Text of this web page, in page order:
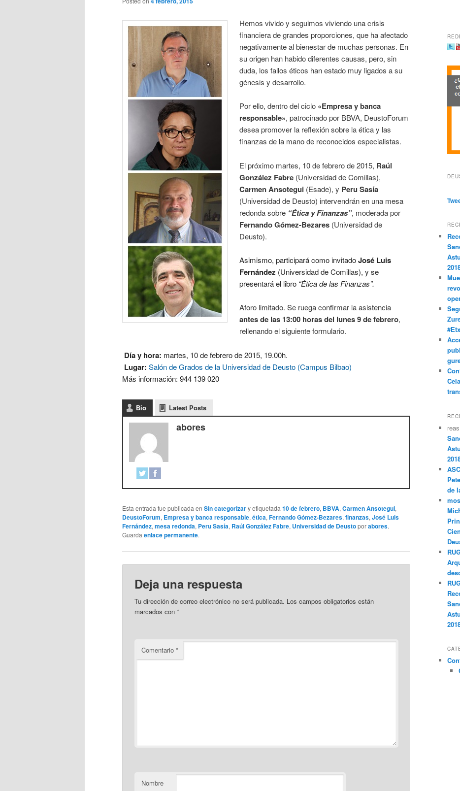
Hemos vivido y seguimos viviendo una crisis
financiera de grandes proporciones, que ha afectado
negativamente al bienestar de muchas personas. En
su origen han habido diferentes causas, pero, sin
duda, los fallos éticos han estado muy ligados a su
génesis y desarrollo.
Por ello, dentro del ciclo «Empresa y banca
responsable», patrocinado por BBVA, DeustoForum
desea promover la reflexión sobre la ética y las
finanzas de la mano de reconocidos especialistas.
El próximo martes, 10 de febrero de 2015, Raúl
González Fabre (Universidad de Comillas),
Carmen Ansotegui (Esade), y Peru Sasía
(Universidad de Deusto) intervendrán en una mesa
redonda sobre “Ética y Finanzas”, moderada por
Fernando Gómez-Bezares (Universidad de
Deusto).
Asimismo, participará como invitadoJosé Luis
Fernández (Universidad de Comillas), y se
presentará el libro “Ética de las Finanzas”.
Aforo limitado. Se ruega confirmar la asistencia
antes de las 13:00 horas del lunes 9 de febrero,
rellenando el siguiente formulario.
Día y hora: martes, 10 de febrero de 2015, 19.00h.
Lugar: Salón de Grados de la Universidad de Deusto (Campus Bilbao)
Más información: 944 139 020
Bio Latest Posts
abores
Esta entrada fue publicada en Sin categorizary etiquetada 10 de febrero, BBVA, Carmen Ansotegui,
DeustoForum, Empresa y banca responsable, ética, Fernando Gómez-Bezares, finanzas, José Luis
Fernández, mesa redonda, Peru Sasía, Raúl González Fabre, Universidad de Deustoporabores.
Guarda enlace permanente.
Deja una respuesta
Tu dirección de correo electrónico no será publicada. Los campos obligatorios están
marcados con*
Comentario*
Nombre
reas
de